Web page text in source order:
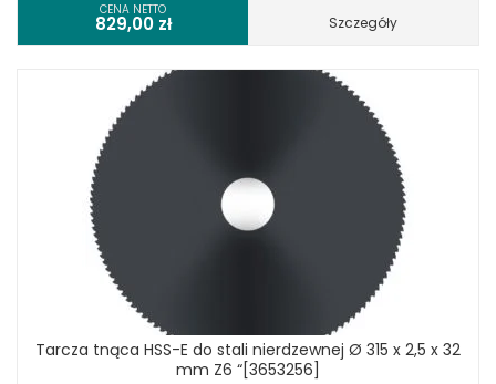
CENA NETTO
829,00 zł Szczegóły
Tarcza tnąca HSS-E do stali nierdzewnej Ø 315 x 2,5 x 32
mm Z6 “[3653256]